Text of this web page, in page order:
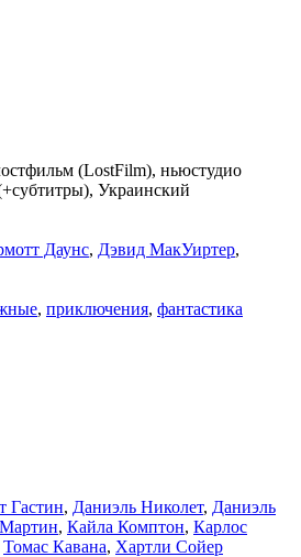
(LostFilm), ньюстудио
Украинский
Даунс, Дэвид МакУиртер,
, приключения, фантастика
Гастин, Даниэль Николет, Даниэль
, Кайла Комптон, Карлос
Томас Кавана, Хартли Сойер